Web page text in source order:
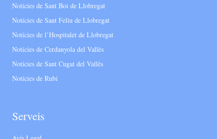
Notícies de Sant Boi de Llobregat
Notícies de Sant Feliu de Llobregat
Notícies de l’Hospitalet de Llobregat
Notícies de Cerdanyola del Vallès
Notícies de Sant Cugat del Vallès
Notícies de Rubí
Serveis